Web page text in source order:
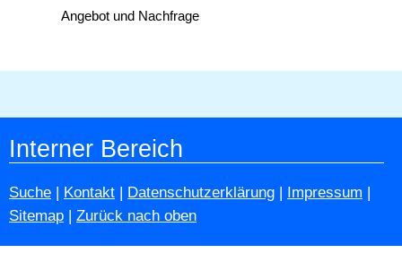
Angebot und Nachfrage
Interner Bereich
Suche | Kontakt | Datenschutzerklärung | Impressum |
Sitemap | Zurück nach oben